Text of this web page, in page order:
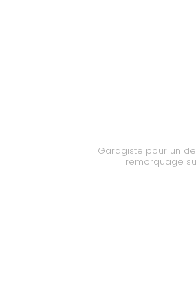
Garagiste pour un
remorquage